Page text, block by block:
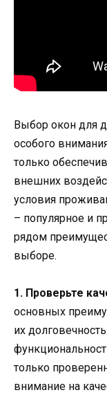
Выбор окон для
особого
только
внешних
условия
– популярное и
рядом
выборе.
1. Проверьте
основных
их
только
внимание на